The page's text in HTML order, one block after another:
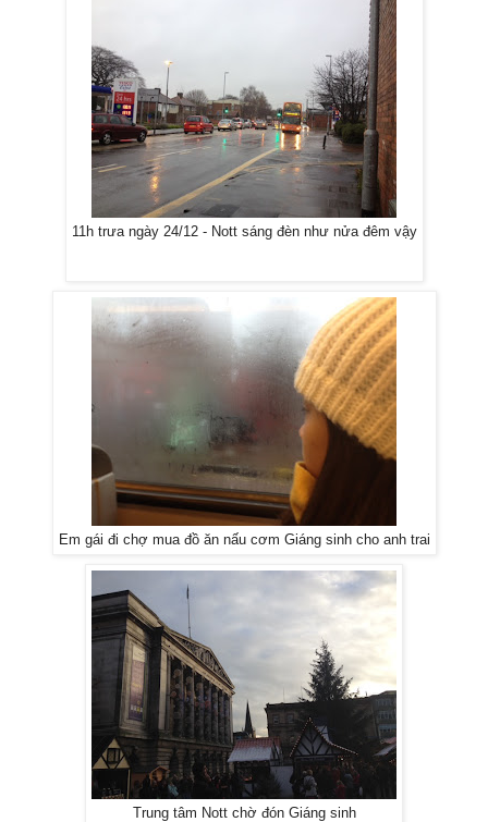
11h trưa ngày 24/12 - Nott sáng đèn như nửa đêm vậy
Em gái đi chợ mua đồ ăn nấu cơm Giáng sinh cho anh trai
Trung tâm Nott chờ đón Giáng sinh